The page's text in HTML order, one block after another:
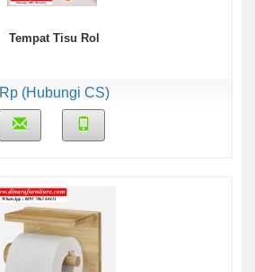
Tempat Tisu Rol
Rp (Hubungi CS)